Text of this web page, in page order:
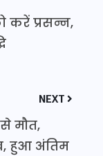
करें प्रसन्न,
NEXT
मौत,
हुआ अंतिम